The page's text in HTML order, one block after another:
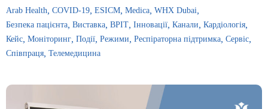
Arab Health COVID-19 ESICM Medica WHX Dubai
Безпека пацієнта Виставка ВРІТ Інновації Канали Кардіологія
Кейс Моніторинг Події Режими Респіраторна підтримка Сервіс
Співпраця Телемедицина